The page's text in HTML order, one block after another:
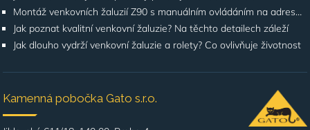
Montáž venkovních žaluzií Z90 s manuálním ovládáním na adrese Štúrova, Praha 4
Jak poznat kvalitní venkovní žaluzie? Na těchto detailech záleží
Jak dlouho vydrží venkovní žaluzie a rolety? Co ovlivňuje životnost
Kamenná pobočka Gato s.r.o.